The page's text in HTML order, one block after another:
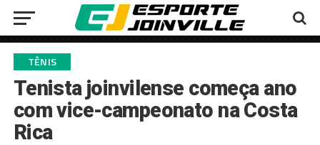
TÊNIS
Tenista joinvilense começa ano
com vice-campeonato na Costa
Rica